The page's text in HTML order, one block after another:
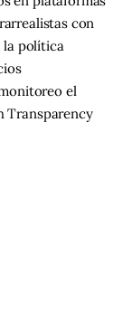
con
la política
el
Transparency